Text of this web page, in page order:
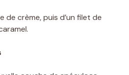
de crème, puis d’un filet de